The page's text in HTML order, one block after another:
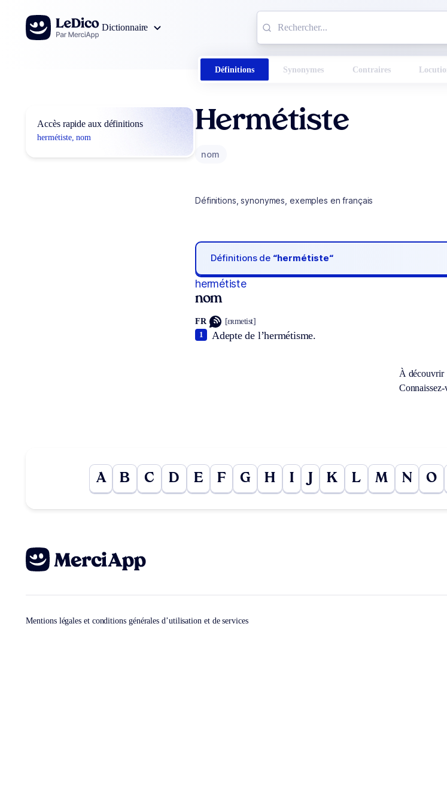
Aller au contenu
Dictionnaire
Définitions Synonymes Contraires
Accès rapide aux définitions
hermétiste, nom
Hermétiste
nom
Définitions, synonymes, exemples en français
Définitions de “hermétiste“
hermétiste
nom
FR [ɛʀmetist]
Adepte de l’hermétisme.
1
À découvrir
A B C D E F G H I K L M N O
Mentions légales et conditions générales d’utilisation et de services